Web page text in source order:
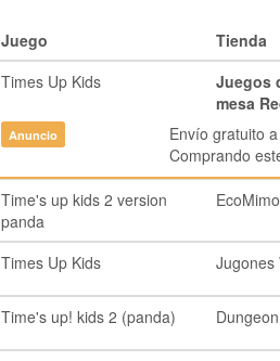
Juego Tienda
Times Up Kids
Juegos
mesa
Anuncio Envío gratuito
Comprando
Time's up kids 2 version
panda
Times Up Kids Jugones
Time's up! kids 2 (panda)